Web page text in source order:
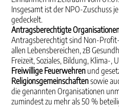
Insgesamt ist der NPO-Zuschuss
gedeckelt.
Antragsberechtigte
Antragsberechtigt sind Non-
allen Lebensbereichen, zB
Freizeit, Soziales, Bildung, Klima-
Freiwillige Feuerwehren und
Religionsgemeinschaftensowie
die genannten Organisationen
zumindest zu mehr als 50 %